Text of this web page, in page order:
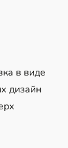
в виде
дизайн